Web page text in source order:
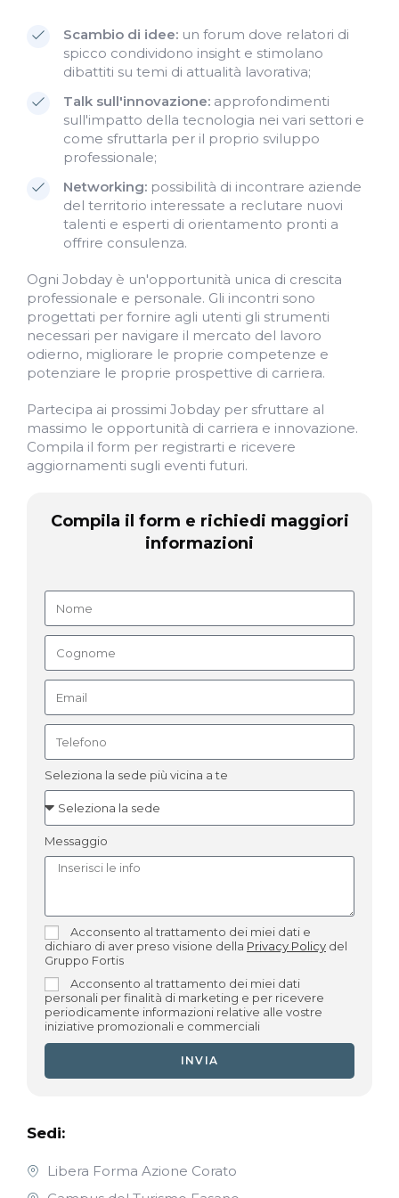
Scambio di idee: un forum dove relatori di
spicco condividono insight e stimolano
dibattiti su temi di attualità lavorativa;
Talk sull'innovazione: approfondimenti
sull'impatto della tecnologia nei vari settori e
come sfruttarla per il proprio sviluppo
professionale;
Networking: possibilità di incontrare aziende
del territorio interessate a reclutare nuovi
talenti e esperti di orientamento pronti a
offrire consulenza.
Ogni Jobday è un'opportunità unica di crescita
professionale e personale. Gli incontri sono
progettati per fornire agli utenti gli strumenti
necessari per navigare il mercato del lavoro
odierno, migliorare le proprie competenze e
potenziare le proprie prospettive di carriera.
Partecipa ai prossimi Jobday per sfruttare al
massimo le opportunità di carriera e innovazione.
Compila il form per registrarti e ricevere
aggiornamenti sugli eventi futuri.
Compila il form e richiedi maggiori
informazioni
Seleziona la sede più vicina a te
Messaggio
Acconsento al trattamento dei miei dati e
dichiaro di aver preso visione della Privacy Policy del
Gruppo Fortis
Acconsento al trattamento dei miei dati
personali per finalità di marketing e per ricevere
periodicamente informazioni relative alle vostre
iniziative promozionali e commerciali
INVIA
Sedi:
Libera Forma Azione Corato